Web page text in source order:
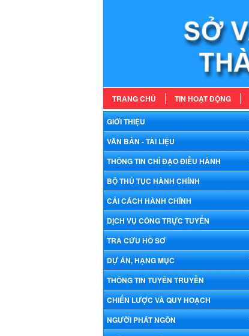
TRANG CHỦ TIN HOẠT ĐỘNG
GIỚI THIỆU
VĂN BẢN - TÀI LIỆU
THÔNG TIN CHỈ ĐẠO ĐIỀU HÀNH
BỘ THỦ TỤC HÀNH CHÍNH
CẢI CÁCH HÀNH CHÍNH
DỊCH VỤ CÔNG TRỰC TUYẾN
TRA CỨU HỒ SƠ
DỰ ÁN, HẠNG MỤC
THÔNG TIN TUYÊN TRUYỀN
CHIẾN LƯỢC VÀ QUY HOẠCH
NGƯỜI PHÁT NGÔN